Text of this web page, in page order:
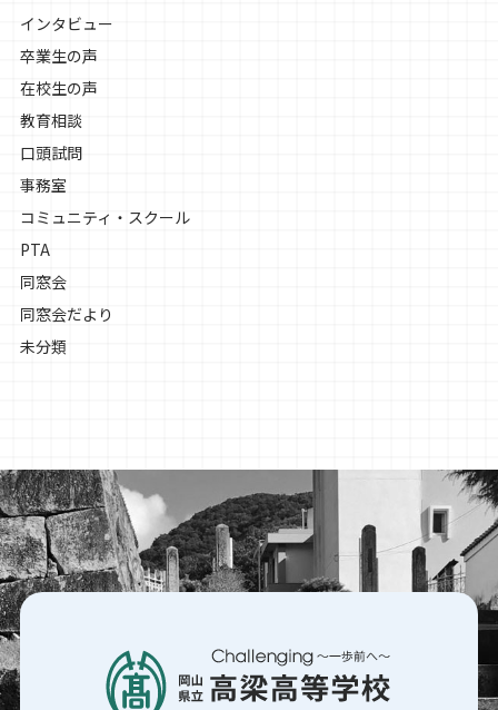
インタビュー
卒業生の声
在校生の声
教育相談
口頭試問
事務室
コミュニティ・スクール
PTA
同窓会
同窓会だより
未分類